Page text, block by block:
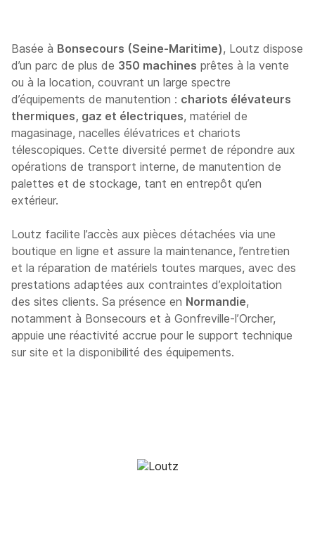
Basée à Bonsecours (Seine-Maritime), Loutz dispose
d’un parc de plus de 350 machines prêtes à la vente
ou à la location, couvrant un large spectre
d’équipements de manutention : chariots élévateurs
thermiques, gaz et électriques, matériel de
magasinage, nacelles élévatrices et chariots
télescopiques. Cette diversité permet de répondre aux
opérations de transport interne, de manutention de
palettes et de stockage, tant en entrepôt qu’en
extérieur.
Loutz facilite l’accès aux pièces détachées via une
boutique en ligne et assure la maintenance, l’entretien
et la réparation de matériels toutes marques, avec des
prestations adaptées aux contraintes d’exploitation
des sites clients. Sa présence en Normandie,
notamment à Bonsecours et à Gonfreville-l’Orcher,
appuie une réactivité accrue pour le support technique
sur site et la disponibilité des équipements.